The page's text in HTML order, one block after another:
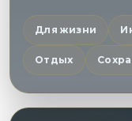
Для жизни
Отдых